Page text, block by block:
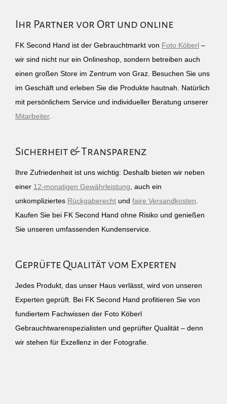
Ihr Partner vor Ort und online
FK Second Hand ist der Gebrauchtmarkt von Foto Köberl –
wir sind nicht nur ein Onlineshop, sondern betreiben auch
einen großen Store im Zentrum von Graz. Besuchen Sie uns
im Geschäft und erleben Sie die Produkte hautnah. Natürlich
mit persönlichem Service und individueller Beratung unserer
Mitarbeiter.
Sicherheit & Transparenz
Ihre Zufriedenheit ist uns wichtig: Deshalb bieten wir neben
einer 12-monatigen Gewährleistung , auch ein
unkompliziertes Rückgaberecht und faire Versandkosten
Kaufen Sie bei FK Second Hand ohne Risiko und genießen
Sie unseren umfassenden Kundenservice.
Geprüfte Qualität vom Experten
Jedes Produkt, das unser Haus verlässt, wird von unseren
Experten geprüft. Bei FK Second Hand profitieren Sie von
fundiertem Fachwissen der Foto Köberl
Gebrauchtwarenspezialisten und geprüfter Qualität – denn
wir stehen für Exzellenz in der Fotografie.